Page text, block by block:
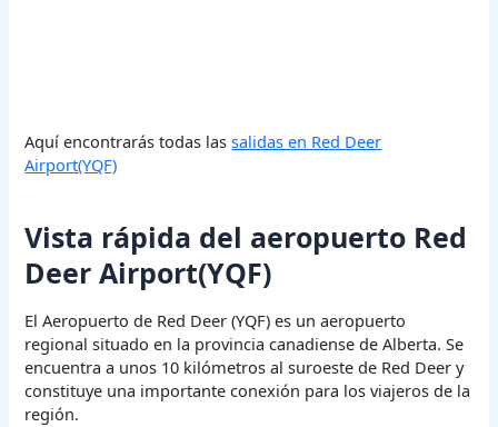
Aquí encontrarás todas lassalidas en Red Deer
Airport(YQF)
Vista rápida del aeropuerto Red
Deer Airport(YQF)
El Aeropuerto de Red Deer (YQF) es un aeropuerto
regional situado en la provincia canadiense de Alberta. Se
encuentra a unos 10 kilómetros al suroeste de Red Deer y
constituye una importante conexión para los viajeros de la
región.